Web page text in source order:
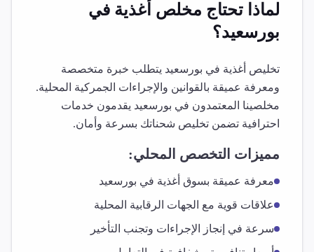
لماذا تحتاج مخلص أغذية في
بورسعيد؟
تخليص أغذية في بورسعيد يتطلب خبرة متخصصة
ومعرفة عميقة بالقوانين والإجراءات الجمركية المحلية.
مخلصينا المعتمدون في بورسعيد يقدمون خدمات
احترافية تضمن تخليص شحناتك بسرعة وأمان.
مميزات التخصص المحلي:
معرفة عميقة بسوق أغذية في بورسعيد
علاقات قوية مع الجهات الرقابية المحلية
سرعة في إنجاز الإجراءات وتجنب التأخير